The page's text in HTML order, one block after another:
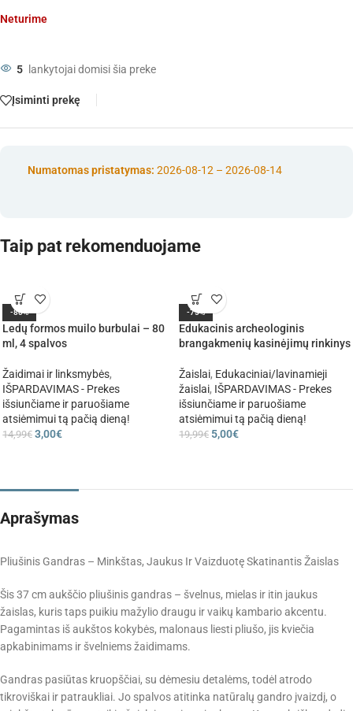
Neturime
5 lankytojai domisi šia preke
Įsiminti prekę
Numatomas pristatymas: 2026-08-12 – 2026-08-14
Taip pat rekomenduojame
-80%
Ledų formos muilo burbulai – 80
ml, 4 spalvos
Žaidimai ir linksmybės,
IŠPARDAVIMAS - Prekes
išsiunčiame ir paruošiame
atsiėmimui tą pačią dieną!
14,99€ 3,00€
-75%
Edukacinis archeologinis
brangakmenių kasinėjimų rinkinys
Žaislai, Edukaciniai/lavinamieji
žaislai, IŠPARDAVIMAS - Prekes
išsiunčiame ir paruošiame
atsiėmimui tą pačią dieną!
19,99€ 5,00€
Aprašymas
Pliušinis Gandras – Minkštas, Jaukus Ir Vaizduotę Skatinantis Žaislas
Šis 37 cm aukščio pliušinis gandras – švelnus, mielas ir itin jaukus
žaislas, kuris taps puikiu mažylio draugu ir vaikų kambario akcentu.
Pagamintas iš aukštos kokybės, malonaus liesti pliušo, jis kviečia
apkabinimams ir švelniems žaidimams.
Gandras pasiūtas kruopščiai, su dėmesiu detalėms, todėl atrodo
tikroviškai ir patraukliai. Jo spalvos atitinka natūralų gandro įvaizdį, o
-10% Nuolaida!